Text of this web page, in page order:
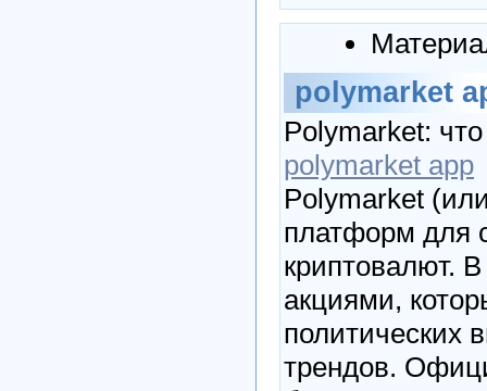
polymarket
Polymarket:
polymarket app
Polymarket
платформ для
криптовалют. В
акциями,
политических
трендов.